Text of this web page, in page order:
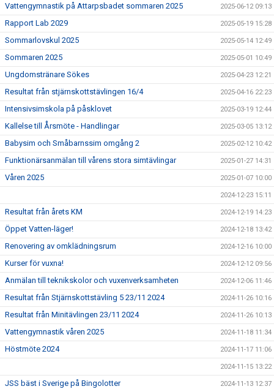
Vattengymnastik på Attarpsbadet sommaren 2025 2025-06-12 09:13
Rapport Lab 2029 2025-05-19 15:28
Sommarlovskul 2025 2025-05-14 12:49
Sommaren 2025 2025-05-01 10:49
Ungdomstränare Sökes 2025-04-23 12:21
Resultat från stjärnskottstävlingen 16/4 2025-04-16 22:23
Intensivsimskola på påsklovet 2025-03-19 12:44
Kallelse till Årsmöte - Handlingar 2025-03-05 13:12
Babysim och Småbarnssim omgång 2 2025-02-12 10:42
Funktionärsanmälan till vårens stora simtävlingar 2025-01-27 14:31
Våren 2025 2025-01-07 10:00
2024-12-23 15:11
Resultat från årets KM 2024-12-19 14:23
Öppet Vatten-läger! 2024-12-18 13:42
Renovering av omklädningsrum 2024-12-16 10:00
Kurser för vuxna! 2024-12-12 09:56
Anmälan till teknikskolor och vuxenverksamheten 2024-12-06 11:46
Resultat från Stjärnskottstävling 5 23/11 2024 2024-11-26 10:16
Resultat från Minitävlingen 23/11 2024 2024-11-26 10:13
Vattengymnastik våren 2025 2024-11-18 11:34
Höstmöte 2024 2024-11-17 11:06
2024-11-15 13:22
JSS bäst i Sverige på Bingolotter 2024-11-13 12:37